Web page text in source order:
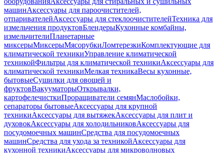
машинАксессуары для пароочистителей,
отпаривателейАксессуары для стеклоочистителейТехника для
измельчения продуктовБлендерыКухонные комбайны,
измельчителиПланетарные
миксерыМиксерыМясорубкиЛомтерезкиКомплектующие для
климатической техникиУправление климатической
техникойФильтры для климатической техникиАксессуары для
климатической техникиМелкая техникаВесы кухонные,
бытовыеСушилки для овощей и
фруктовВакууматорыОткрывалки,
картофелечисткиПроращиватели семянМаслобойки,
сепараторы бытовыеАксессуары для крупной
техникиАксессуары для вытяжекАксессуары для плит и
духовокАксессуары для холодильниковАксессуары для
посудомоечных машинСредства для посудомоечных
машинСредства для ухода за техникойАксессуары для
кухонной техникиАксессуары для микроволновых